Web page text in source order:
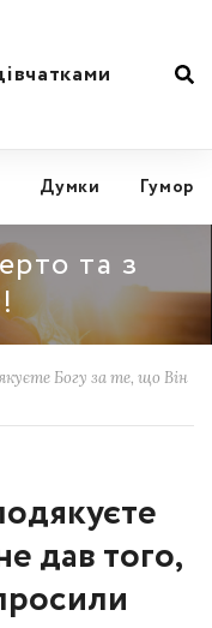
Думки Гумор
та з
Богу за те, що Він
дав того,